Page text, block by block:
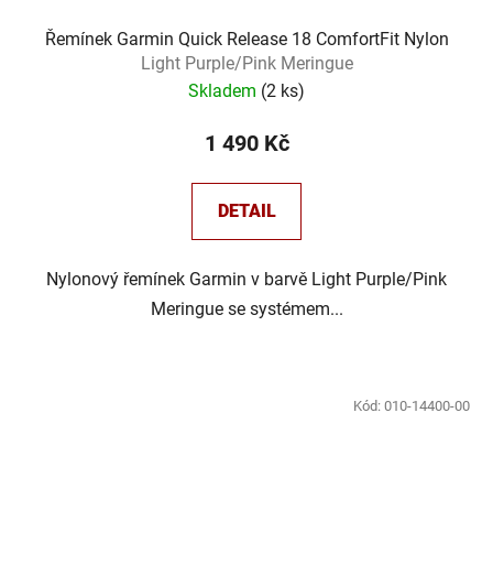
Řemínek Garmin Quick Release 18 ComfortFit Nylon
Light Purple/Pink Meringue
Skladem (2 ks)
1 490 Kč
DETAIL
Nylonový řemínek Garmin v barvě Light Purple/Pink
Meringue se systémem...
Kód: 010-14400-00